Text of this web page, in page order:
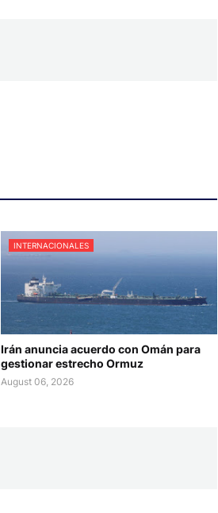
INTERNACIONALES
Irán anuncia acuerdo con Omán para
gestionar estrecho Ormuz
August 06, 2026